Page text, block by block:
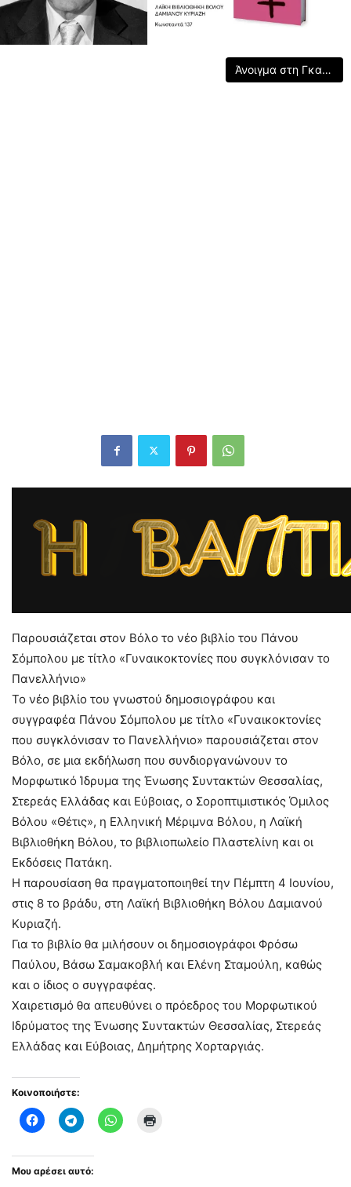
Άνοιγμα στη Γκαλερί
Παρουσιάζεται στον Βόλο το νέο βιβλίο του Πάνου
Σόμπολου με τίτλο «Γυναικοκτονίες που συγκλόνισαν το
Πανελλήνιο»
Το νέο βιβλίο του γνωστού δημοσιογράφου και
συγγραφέα Πάνου Σόμπολου με τίτλο «Γυναικοκτονίες
που συγκλόνισαν το Πανελλήνιο» παρουσιάζεται στον
Βόλο, σε μια εκδήλωση που συνδιοργανώνουν το
Μορφωτικό Ίδρυμα της Ένωσης Συντακτών Θεσσαλίας,
Στερεάς Ελλάδας και Εύβοιας, ο Σοροπτιμιστικός Όμιλος
Βόλου «Θέτις», η Ελληνική Μέριμνα Βόλου, η Λαϊκή
Βιβλιοθήκη Βόλου, το βιβλιοπωλείο Πλαστελίνη και οι
Εκδόσεις Πατάκη.
Η παρουσίαση θα πραγματοποιηθεί την Πέμπτη 4 Ιουνίου,
στις 8 το βράδυ, στη Λαϊκή Βιβλιοθήκη Βόλου Δαμιανού
Κυριαζή.
Για το βιβλίο θα μιλήσουν οι δημοσιογράφοι Φρόσω
Παύλου, Βάσω Σαμακοβλή και Ελένη Σταμούλη, καθώς
και ο ίδιος ο συγγραφέας.
Χαιρετισμό θα απευθύνει ο πρόεδρος του Μορφωτικού
Ιδρύματος της Ένωσης Συντακτών Θεσσαλίας, Στερεάς
Ελλάδας και Εύβοιας, Δημήτρης Χορταργιάς.
Κοινοποιήστε:
Μου αρέσει αυτό: